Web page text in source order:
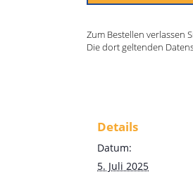
Zum Bestellen verlassen
Die dort geltenden
Details
Datum:
5. Juli 2025